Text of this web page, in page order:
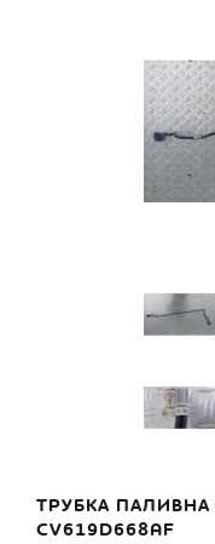
ТРУБКА ПАЛИВНА
CV619D668AF